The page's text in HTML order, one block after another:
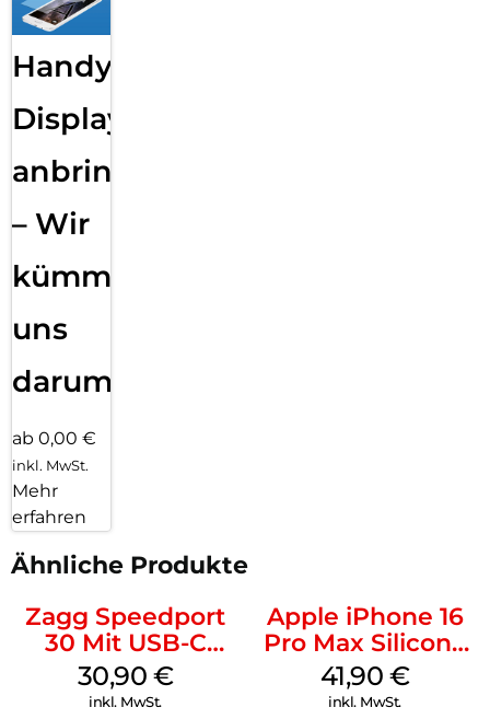
Handy
Displayfolie
anbringen
– Wir
kümmern
uns
darum!
ab 0,00 €
inkl. MwSt.
Mehr
erfahren
Ähnliche Produkte
Zagg Speedport
30 Mit USB-C
Kabel Weiß
30,90 €
inkl. MwSt.
Apple iPhone 16
Pro Max Silicone
Case MagSafe
Ultramarine
41,90 €
inkl. MwSt.